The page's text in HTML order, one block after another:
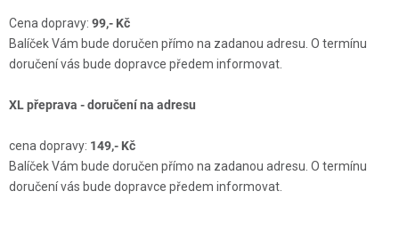
NOVINKY
Hodnocení obchodu
Cena dopravy: 99,- Kč
Balíček Vám bude doručen přímo na zadanou adresu. O termínu
doručení vás bude dopravce předem informovat.
XL přeprava - doručení na adresu
cena dopravy: 149,- Kč
Balíček Vám bude doručen přímo na zadanou adresu. O termínu
doručení vás bude dopravce předem informovat.